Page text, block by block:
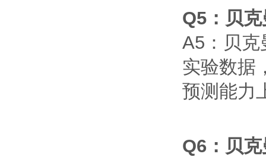
Q5 ：贝
A5 ：贝
实验数据
预测能力
Q6 ：贝